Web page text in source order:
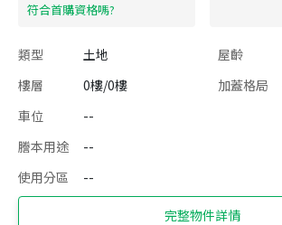
​符合首購資格嗎?
類型 土地 屋齡
樓層
0樓/0樓 加蓋格局
車位
--
謄本用途
--
使用分區
--
完整物件詳情